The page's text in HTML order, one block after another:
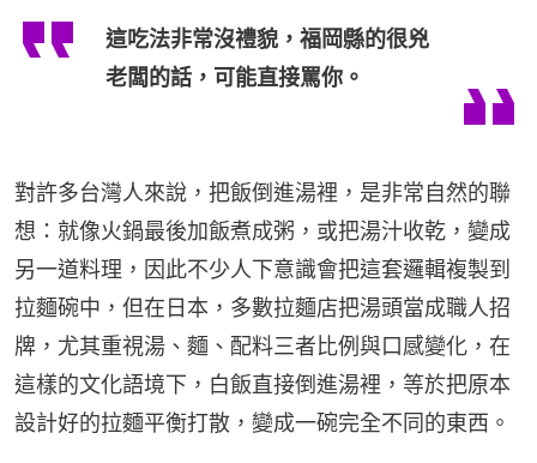
這吃法非常沒禮貌，福岡縣的很兇
老闆的話，可能直接罵你。
對許多台灣人來說，把飯倒進湯裡，是非常自然的聯
想：就像火鍋最後加飯煮成粥，或把湯汁收乾，變成
另一道料理，因此不少人下意識會把這套邏輯複製到
拉麵碗中，但在日本，多數拉麵店把湯頭當成職人招
牌，尤其重視湯、麵、配料三者比例與口感變化，在
這樣的文化語境下，白飯直接倒進湯裡，等於把原本
設計好的拉麵平衡打散，變成一碗完全不同的東西。